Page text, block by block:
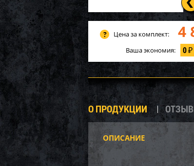
Цена за комплект: 4
Ваша экономия: 0₽
О ПРОДУКЦИИ
ОПИСАНИЕ